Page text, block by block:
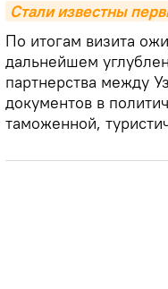
Стали известны
По итогам визита
дальнейшем
партнерства между
документов в
таможенной,